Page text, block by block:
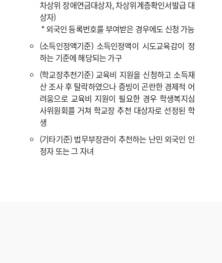
차상위 장애연금대상자, 차상위계층확인서발급 대
상자)
* 외국인 등록번호를 부여받은 경우에도 신청 가능
(소득인정액기준) 소득인정액이 시도교육감이 정
하는 기준에 해당되는 가구
(학교장추천기준) 교육비 지원을 신청하고 소득재
산 조사 후 탈락하였으나 증빙이 곤란한 경제적 어
려움으로 교육비 지원이 필요한 경우 학생복지심
사위원회를 거쳐 학교장 추천 대상자로 선정된 학
생
(기타기준) 법무부장관이 추천하는 난민 외국인 인
정자 또는 그 자녀